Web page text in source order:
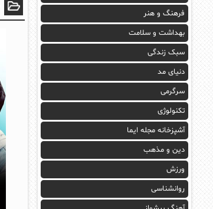
فرهنگ و هنر
بهداشت و سلامت
سبک زندگی
دنیای مد
سرگرمی
تکنولوژی
آشپزخانه مجله ایما
دین و مذهب
ورزش
روانشناسی